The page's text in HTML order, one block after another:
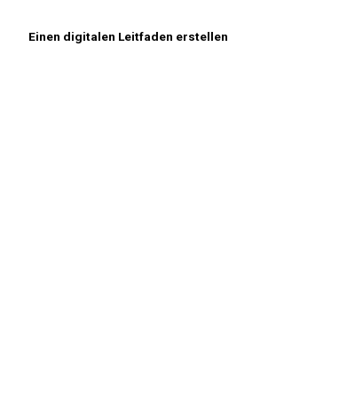
Einen digitalen Leitfaden erstellen